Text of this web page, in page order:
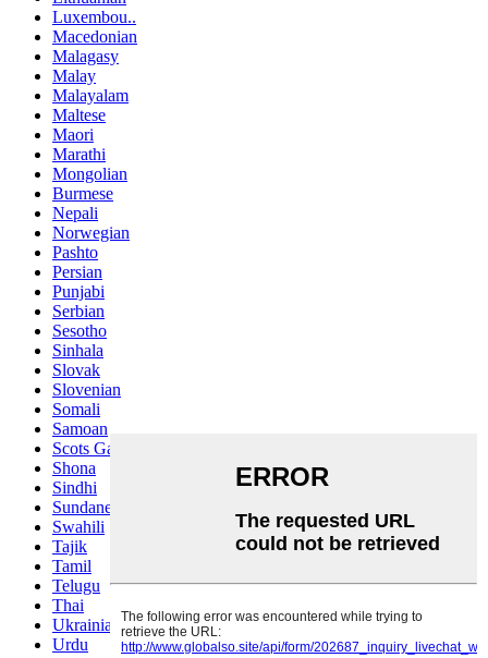
Luxembou..
Macedonian
Malagasy
Malay
Malayalam
Maltese
Maori
Marathi
Mongolian
Burmese
Nepali
Norwegian
Pashto
Persian
Punjabi
Serbian
Sesotho
Sinhala
Slovak
Slovenian
Somali
Samoan
Scots Gaelic
Shona
Sindhi
Sundanese
Swahili
Tajik
Tamil
Telugu
Thai
Ukrainian
Urdu